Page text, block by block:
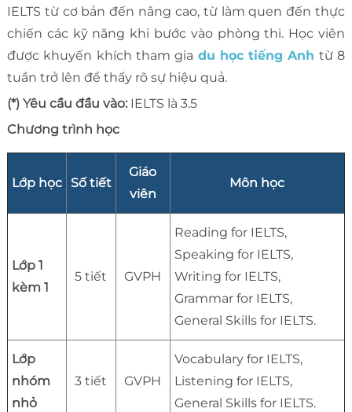
IELTS từ cơ bản đến nâng cao, từ làm quen đến thực
chiến các kỹ năng khi bước vào phòng thi. Học viên
được khuyến khích tham gia du học tiếng Anh từ 8
tuần trở lên để thấy rõ sự hiệu quả.
(*) Yêu cầu đầu vào:IELTS là 3.5
Chương trình học
Lớp học Số tiết
Giáo
viên
Môn học
Lớp 1
kèm 1
5 tiết GVPH
Reading for IELTS,
Speaking for IELTS,
Writing for IELTS,
Grammar for IELTS,
General Skills for IELTS.
Lớp
nhóm
nhỏ
3 tiết GVPH
Vocabulary for IELTS,
Listening for IELTS,
General Skills for IELTS.